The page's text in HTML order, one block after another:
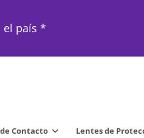
el país *
Contacto Lentes de